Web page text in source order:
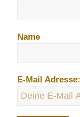
Name
E-Mail Adresse: